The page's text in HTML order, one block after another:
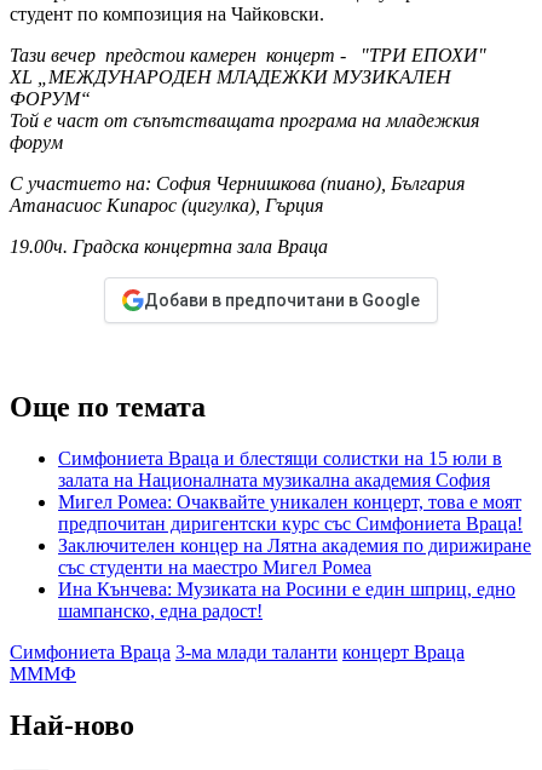
студент по композиция на Чайковски.
Тази вечер предстои камерен концерт - "ТРИ ЕПОХИ"
XL „МЕЖДУНАРОДЕН МЛАДЕЖКИ МУЗИКАЛЕН
ФОРУМ“
Той е част от съпътстващата програма на младежкия
форум
С участието на: София Чернишкова (пиано), България
Атанасиос Кипарос (цигулка), Гърция
19.00ч. Градска концертна зала Враца
Добави в предпочитани в Google
Още по темата
Симфониета Враца и блестящи солистки на 15 юли в
залата на Националната музикална академия София
Мигел Ромеа: Очаквайте уникален концерт, това е моят
предпочитан диригентски курс със Симфониета Враца!
Заключителен концер на Лятна академия по дирижиране
със студенти на маестро Мигел Ромеа
Ина Кънчева: Музиката на Росини е един шприц, едно
шампанско, една радост!
Симфониета Враца 3-ма млади таланти концерт Враца
МММФ
Най-ново